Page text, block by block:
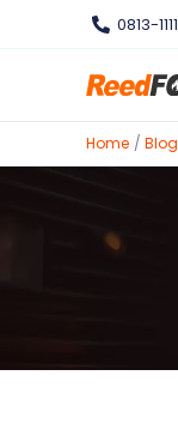
0813-
Home Blog